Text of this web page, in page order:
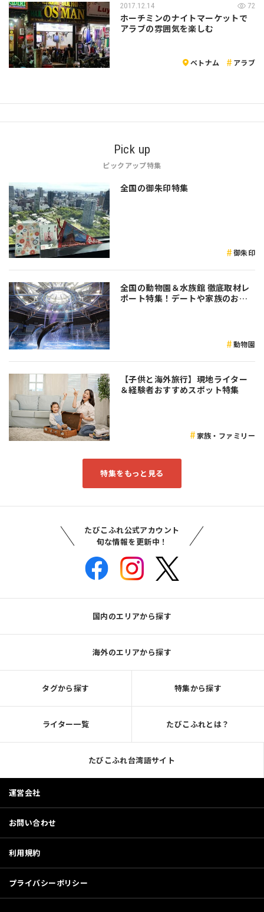
2017.12.14 72
ホーチミンのナイトマーケットで
アラブの雰囲気を楽しむ
ベトナム アラブ
Pick up
ピックアップ特集
全国の御朱印特集
御朱印
全国の動物園＆水族館 徹底取材レ
ポート特集！デートや家族のおで
動物園
【子供と海外旅行】現地ライター
＆経験者おすすめスポット特集
家族・ファミリー
特集をもっと見る
たびこふれ公式アカウント
旬な情報を更新中！
国内のエリアから探す
海外のエリアから探す
タグから探す 特集から探す
ライター一覧 たびこふれとは？
たびこふれ台湾語サイト
運営会社
お問い合わせ
利用規約
プライバシーポリシー